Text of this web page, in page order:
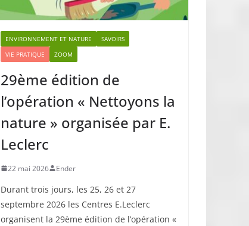
ENVIRONNEMENT ET NATURE
SAVOIRS
VIE PRATIQUE
ZOOM
29ème édition de
l’opération « Nettoyons la
nature » organisée par E.
Leclerc
22 mai 2026 Ender
Durant trois jours, les 25, 26 et 27
septembre 2026 les Centres E.Leclerc
organisent la 29ème édition de l’opération «